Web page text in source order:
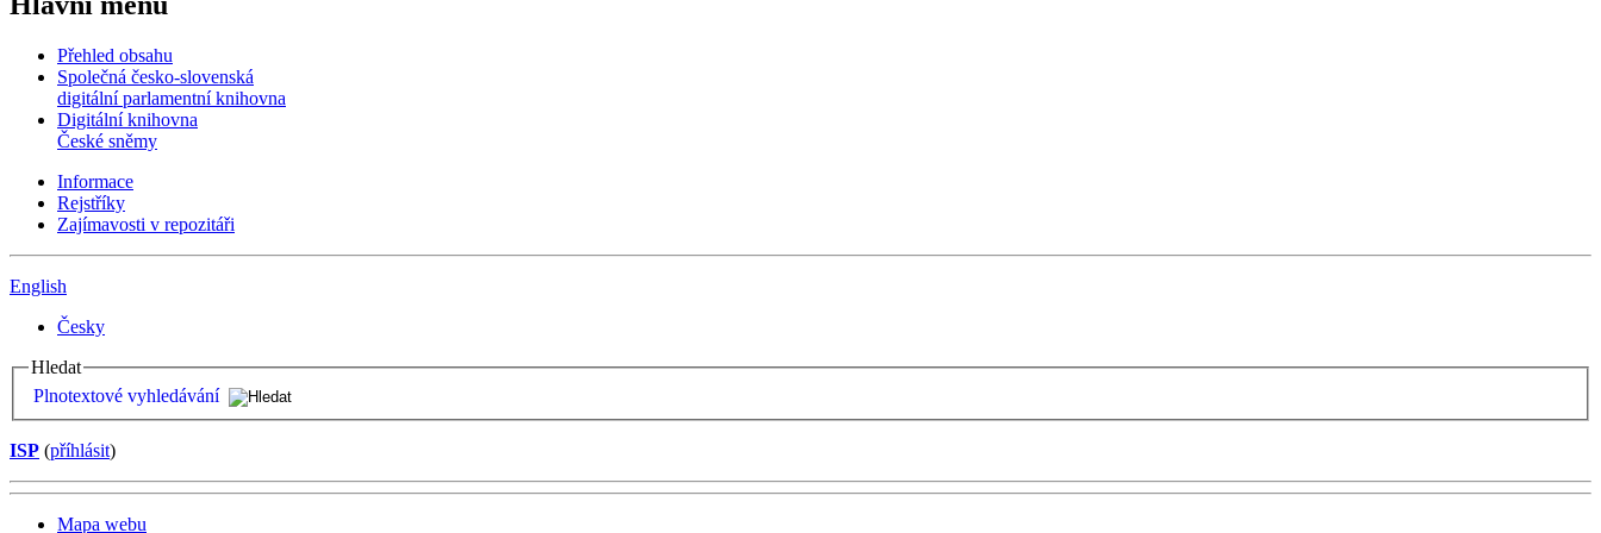
Přehled obsahu
Společná česko-slovenská
digitální parlamentní knihovna
Digitální knihovna
České sněmy
Informace
Rejstříky
Zajímavosti v repozitáři
English
Česky
Hledat
Plnotextové vyhledávání
ISP (příhlásit)
Mapa webu